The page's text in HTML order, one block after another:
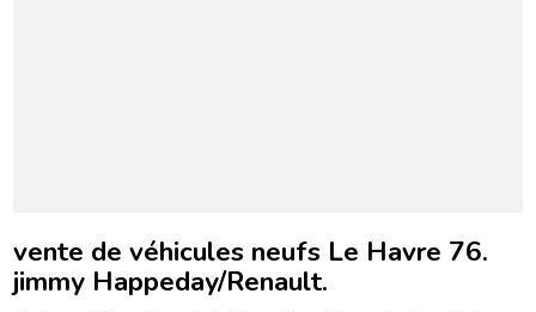
vente de véhicules neufs Le Havre 76.
jimmy Happeday/Renault.